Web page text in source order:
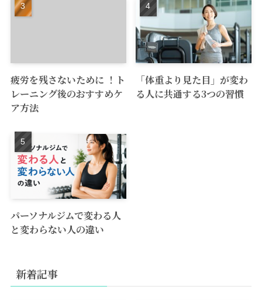
疲労を残さないために ！ト
レーニング後のおすすめケ
ア方法
「体重より見た目」が変わ
る人に共通する3つの習慣
パーソナルジムで変わる人
と変わらない人の違い
新着記事